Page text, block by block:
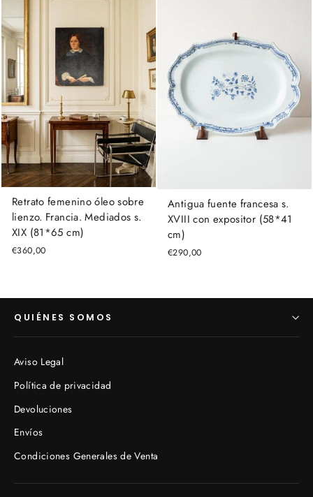
Retrato femenino óleo sobre
lienzo. Francia. Mediados s.
XIX (81*65 cm)
€360,00
Antigua fuente francesa s.
XVIII con expositor (58*41
cm)
€290,00
QUIÉNES SOMOS
Aviso Legal
Política de privacidad
Devoluciones
Envíos
Condiciones Generales de Venta